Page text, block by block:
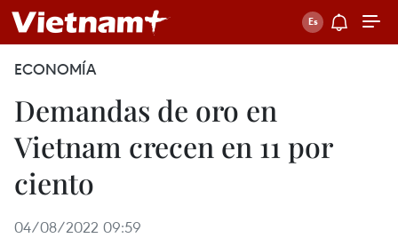
ECONOMÍA
Demandas de oro en
Vietnam crecen en 11 por
ciento
04/08/2022 09:59